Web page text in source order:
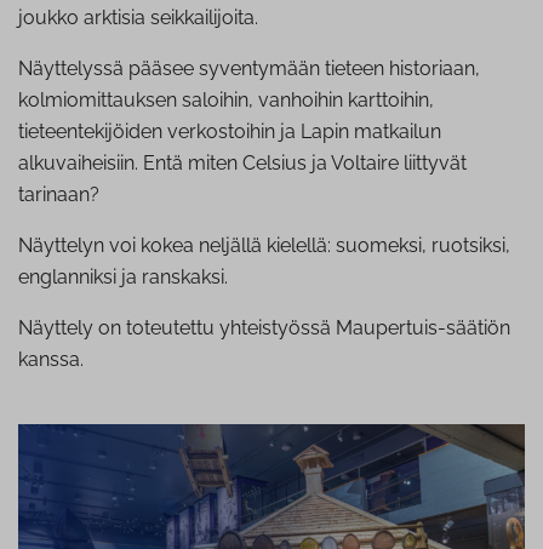
joukko arktisia seikkailijoita.
Näyttelyssä pääsee syventymään tieteen historiaan,
kolmiomittauksen saloihin, vanhoihin karttoihin,
tieteentekijöiden verkostoihin ja Lapin matkailun
alkuvaiheisiin. Entä miten Celsius ja Voltaire liittyvät
tarinaan?
Näyttelyn voi kokea neljällä kielellä: suomeksi, ruotsiksi,
englanniksi ja ranskaksi.
Näyttely on toteutettu yhteistyössä Maupertuis-säätiön
kanssa.